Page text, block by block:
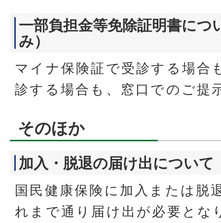
一部負担金等免除証明書につ
み）
マイナ保険証で受診する場合
診する場合も、窓口でのご提
そのほか
加入・脱退の届け出について
国民健康保険に加入または脱
れまで通り届け出が必要とな